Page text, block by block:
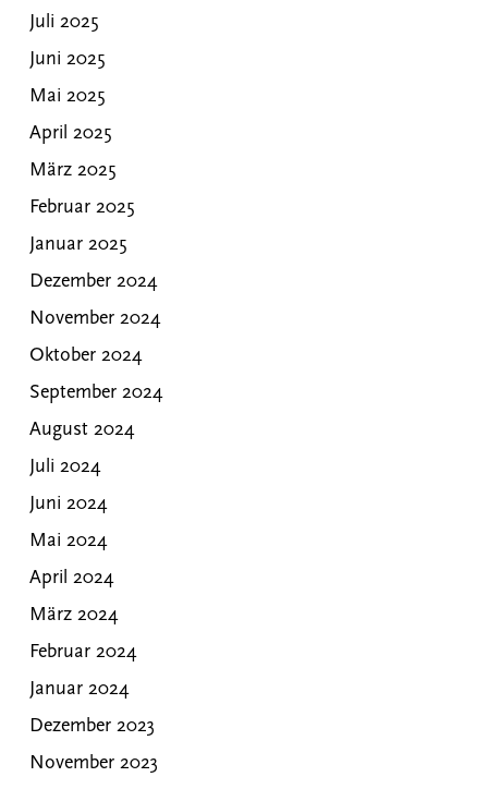
Juli 2025
Juni 2025
Mai 2025
April 2025
März 2025
Februar 2025
Januar 2025
Dezember 2024
November 2024
Oktober 2024
September 2024
August 2024
Juli 2024
Juni 2024
Mai 2024
April 2024
März 2024
Februar 2024
Januar 2024
Dezember 2023
November 2023